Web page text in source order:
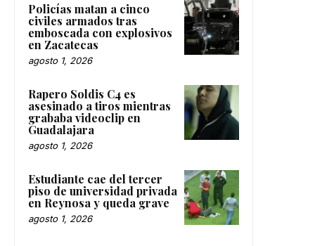
Policías matan a cinco
civiles armados tras
emboscada con explosivos
en Zacatecas
agosto 1, 2026
Rapero Soldis C4 es
asesinado a tiros mientras
grababa videoclip en
Guadalajara
agosto 1, 2026
Estudiante cae del tercer
piso de universidad privada
en Reynosa y queda grave
agosto 1, 2026